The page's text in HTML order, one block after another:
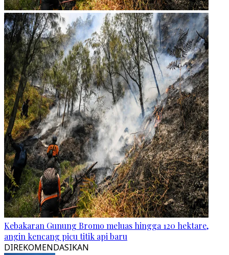
Kebakaran Gunung Bromo meluas hingga 120 hektare,
angin kencang picu titik api baru
DIREKOMENDASIKAN